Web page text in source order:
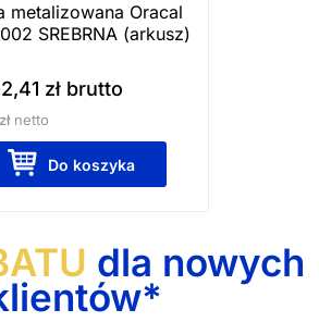
metalizowana Oracal
SREBRNA (arkusz)
złbrutto
złnetto
Do koszyka
na
stronie
dla nowych